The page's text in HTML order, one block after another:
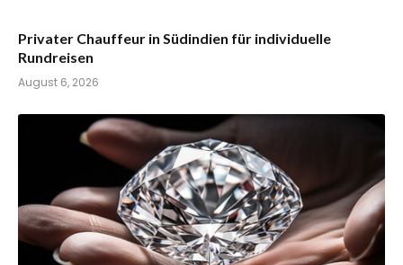
Privater Chauffeur in Südindien für individuelle
Rundreisen
August 6, 2026